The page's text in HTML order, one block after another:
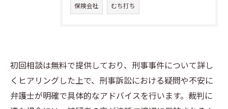
保険会社 むち打ち
初回相談は無料で提供しており、刑事事件について詳し
くヒアリングした上で、刑事訴訟における疑問や不安に
弁護士が明確で具体的なアドバイスを行います。裁判に